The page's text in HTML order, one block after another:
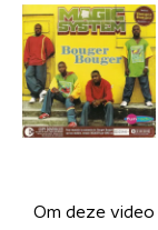
Om deze